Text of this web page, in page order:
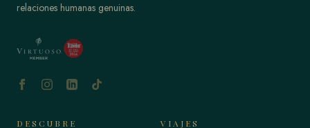
relaciones humanas genuinas.
DESCUBRE VIAJES